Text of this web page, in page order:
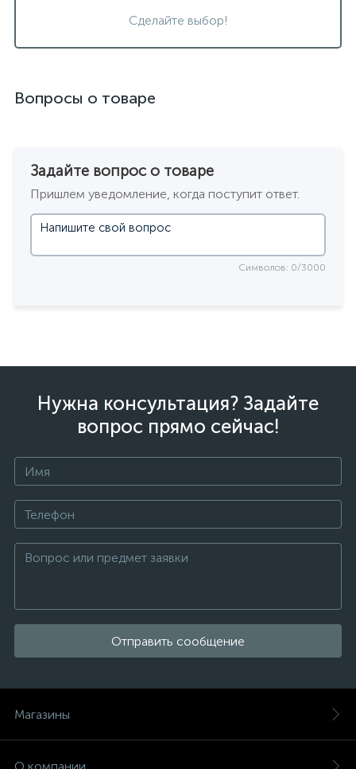
Сделайте выбор!
Вопросы о товаре
Задайте вопрос о товаре
Пришлем уведомление, когда поступит ответ.
Символов: 0/3000
Нужна консультация? Задайте
вопрос прямо сейчас!
Отправить сообщение
Магазины